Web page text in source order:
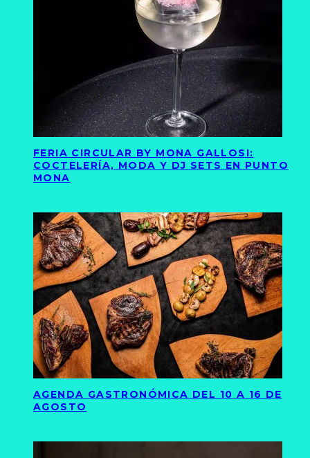
FERIA CIRCULAR BY MONA GALLOSI:
COCTELERÍA, MODA Y DJ SETS EN PUNTO
MONA
AGENDA GASTRONÓMICA DEL 10 A 16 DE
AGOSTO